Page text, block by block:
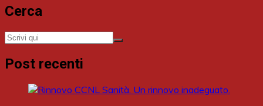
Cerca
Post recenti